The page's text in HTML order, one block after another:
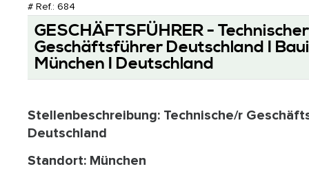
# Ref.: 684
GESCHÄFTSFÜHRER - Technischer
Geschäftsführer Deutschland I
München I Deutschland
Stellenbeschreibung: Technische/r
Deutschland
Standort: München